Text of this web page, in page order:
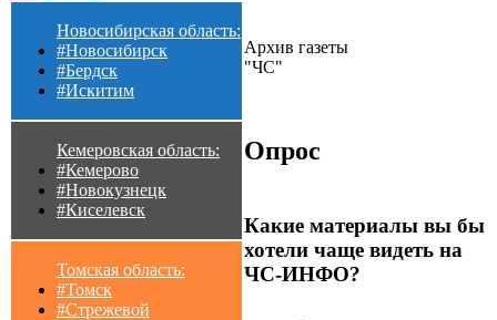
Новосибирская область:
#Новосибирск
#Бердск
#Искитим
Кемеровская область:
#Кемерово
#Новокузнецк
#Киселевск
Томская область:
#Томск
#Стрежевой
Архив газеты
"ЧС"
Опрос
Какие материалы вы бы
хотели чаще видеть на
ЧС-ИНФО?